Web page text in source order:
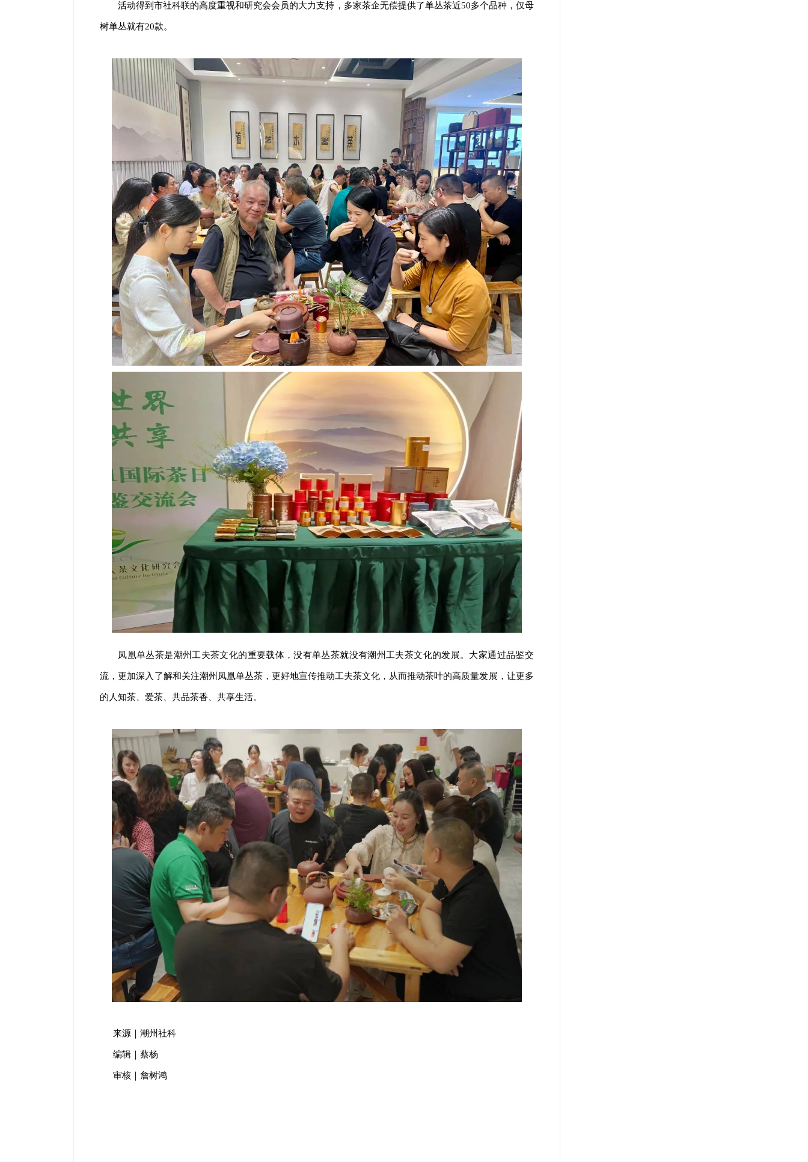
活动得到市社科联的高度重视和研究会会员的大力支持，多家茶企无偿提供了单丛茶近50多个品种，仅母
树单丛就有20款。
凤凰单丛茶是潮州工夫茶文化的重要载体，没有单丛茶就没有潮州工夫茶文化的发展。大家通过品鉴交
流，更加深入了解和关注潮州凤凰单丛茶，更好地宣传推动工夫茶文化，从而推动茶叶的高质量发展，让更多
的人知茶、爱茶、共品茶香、共享生活。
来源｜潮州社科
编辑｜蔡杨
审核｜詹树鸿